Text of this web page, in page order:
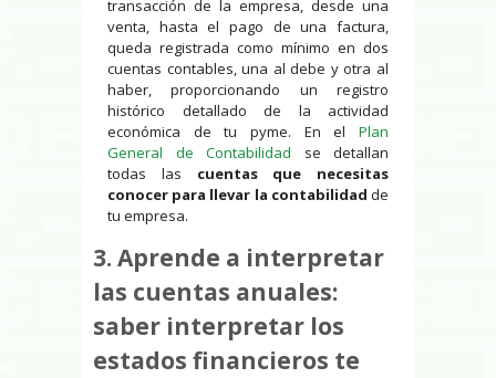
transacción de la empresa, desde una
venta, hasta el pago de una factura,
queda registrada como mínimo en dos
cuentas contables, una al debe y otra al
haber, proporcionando un registro
histórico detallado de la actividad
económica de tu pyme. En el Plan
General de Contabilidad se detallan
todas las cuentas que necesitas
conocer para llevar la contabilidad de
tu empresa.
3. Aprende a interpretar
las cuentas anuales:
saber interpretar los
estados financieros te